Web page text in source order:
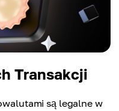
Transakcji
są legalne w